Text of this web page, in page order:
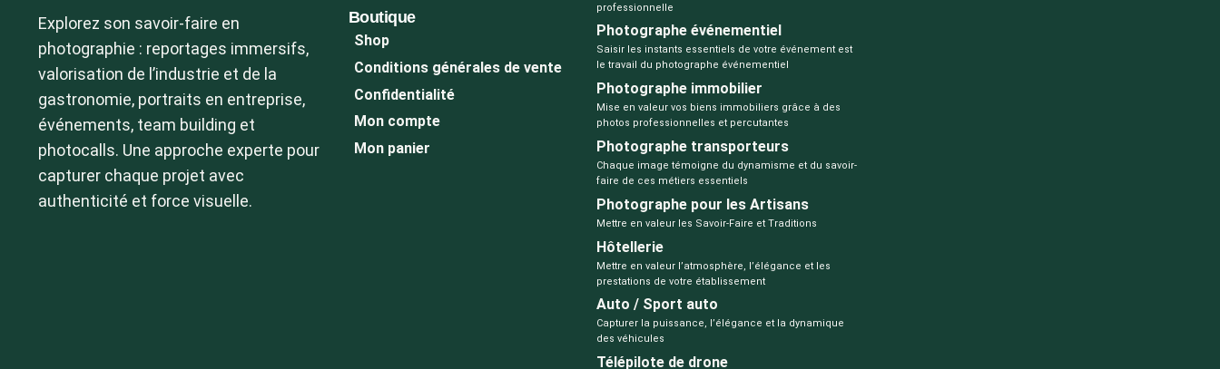
Explorez son savoir-faire en
photographie : reportages immersifs,
valorisation de l’industrie et de la
gastronomie, portraits en entreprise,
événements, team building et
photocalls. Une approche experte pour
capturer chaque projet avec
authenticité et force visuelle.
Boutique
Shop
Conditions générales de vente
Confidentialité
Mon compte
Mon panier
professionnelle
Photographe événementiel
Saisir les instants essentiels de votre événement est
le travail du photographe événementiel
Photographe immobilier
Mise en valeur vos biens immobiliers grâce à des
photos professionnelles et percutantes
Photographe transporteurs
Chaque image témoigne du dynamisme et du savoir-
faire de ces métiers essentiels
Photographe pour les Artisans
Mettre en valeur les Savoir-Faire et Traditions
Hôtellerie
Mettre en valeur l’atmosphère, l’élégance et les
prestations de votre établissement
Auto / Sport auto
Capturer la puissance, l’élégance et la dynamique
des véhicules
Télépilote de drone